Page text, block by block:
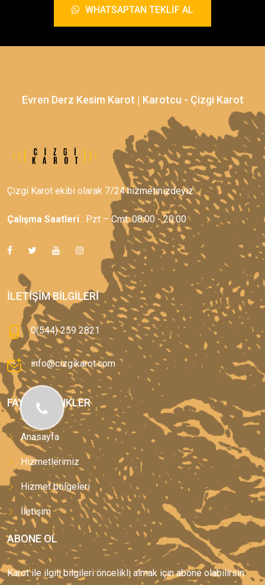
WHATSAPTAN TEKLIF AL
Evren Derz Kesim Karot | Karotcu - Çizgi Karot
Çizgi Karot ekibi olarak 7/24 hizmetinizdeyiz.
Çalışma Saatleri : Pzt – Cmt: 08:00 - 20:00
İLETIŞIM BILGILERI
0(544) 259 2821
info@cizgikarot.com
FAYDALI LINKLER
Anasayfa
Hizmetlerimiz
Hizmet bölgeleri
İletişim
ABONE OL
Karot ile ilgili bilgileri öncelikli almak için abone olabilirsin.